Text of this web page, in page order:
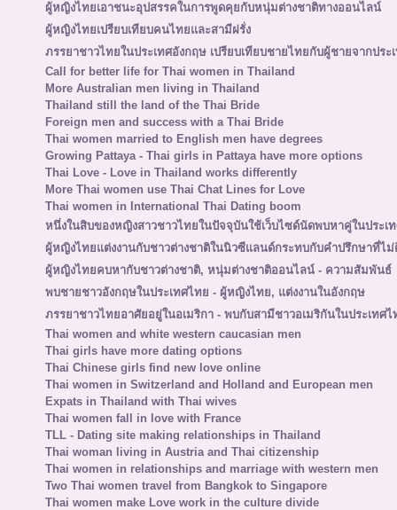
ผู้หญิงไทยเอาชนะอุปสรรคในการพูดคุยกับหนุ่มต่างชาติทางออนไลน์
ผู้หญิงไทยเปรียบเทียบคนไทยและสามีฝรั่ง
ภรรยาชาวไทยในประเทศอังกฤษ เปรียบเทียบชายไทยกับผู้ชายจากประ
Call for better life for Thai women in Thailand
More Australian men living in Thailand
Thailand still the land of the Thai Bride
Foreign men and success with a Thai Bride
Thai women married to English men have degrees
Growing Pattaya - Thai girls in Pattaya have more options
Thai Love - Love in Thailand works differently
More Thai women use Thai Chat Lines for Love
Thai women in International Thai Dating boom
หนึ่งในสิบของหญิงสาวชาวไทยในปัจจุบันใช้เว็บไซด์นัดพบหาคู่ในประเ
ผู้หญิงไทยแต่งงานกับชาวต่างชาติในนิวซีแลนด์กระทบกับคำปรึกษาที่ไม่
ผู้หญิงไทยคบหากับชาวต่างชาติ, หนุ่มต่างชาติออนไลน์ - ความสัมพันธ์
พบชายชาวอังกฤษในประเทศไทย - ผู้หญิงไทย, แต่งงานในอังกฤษ
ภรรยาชาวไทยอาศัยอยู่ในอเมริกา - พบกับสามีชาวอเมริกันในประเทศไ
Thai women and white western caucasian men
Thai girls have more dating options
Thai Chinese girls find new love online
Thai women in Switzerland and Holland and European men
Expats in Thailand with Thai wives
Thai women fall in love with France
TLL - Dating site making relationships in Thailand
Thai woman living in Austria and Thai citizenship
Thai women in relationships and marriage with western men
Two Thai women travel from Bangkok to Singapore
Thai women make Love work in the culture divide